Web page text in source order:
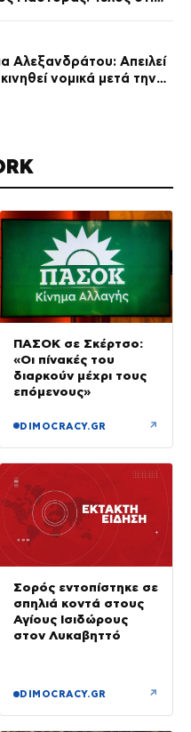
Αλεξανδράτου: Απειλεί
νομικά μετά την
ΠΑΣΟΚ σε Σκέρτσο:
«Οι πίνακές του
διαρκούν μέχρι τους
επόμενους»
DIMOCRACY.GR ↗
Σορός εντοπίστηκε σε
σπηλιά κοντά στους
Αγίους Ισιδώρους
στον Λυκαβηττό
DIMOCRACY.GR ↗